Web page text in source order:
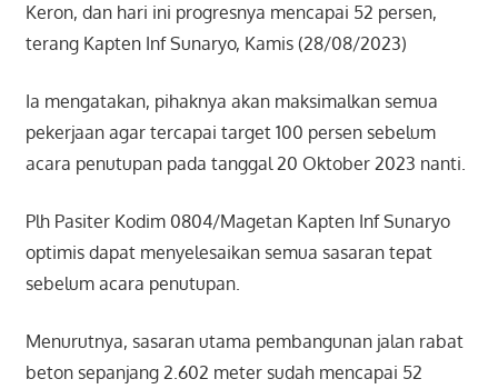
Keron, dan hari ini progresnya mencapai 52 persen,
terang Kapten Inf Sunaryo, Kamis (28/08/2023)
Ia mengatakan, pihaknya akan maksimalkan semua
pekerjaan agar tercapai target 100 persen sebelum
acara penutupan pada tanggal 20 Oktober 2023 nanti.
Plh Pasiter Kodim 0804/Magetan Kapten Inf Sunaryo
optimis dapat menyelesaikan semua sasaran tepat
sebelum acara penutupan.
Menurutnya, sasaran utama pembangunan jalan rabat
beton sepanjang 2.602 meter sudah mencapai 52